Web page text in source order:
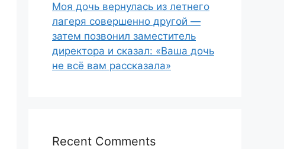
Моя дочь вернулась из летнего
лагеря совершенно другой —
затем позвонил заместитель
директора и сказал: «Ваша дочь
не всё вам рассказала»
Recent Comments